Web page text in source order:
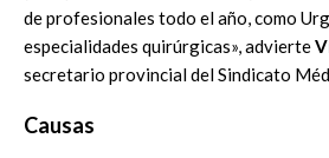
de profesionales todo el año, como
especialidades quirúrgicas», advierte
secretario provincial del Sindicato
Causas